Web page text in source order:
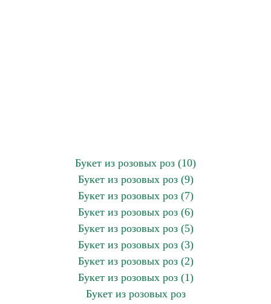
Букет из розовых роз (10)
Букет из розовых роз (9)
Букет из розовых роз (7)
Букет из розовых роз (6)
Букет из розовых роз (5)
Букет из розовых роз (3)
Букет из розовых роз (2)
Букет из розовых роз (1)
Букет из розовых роз